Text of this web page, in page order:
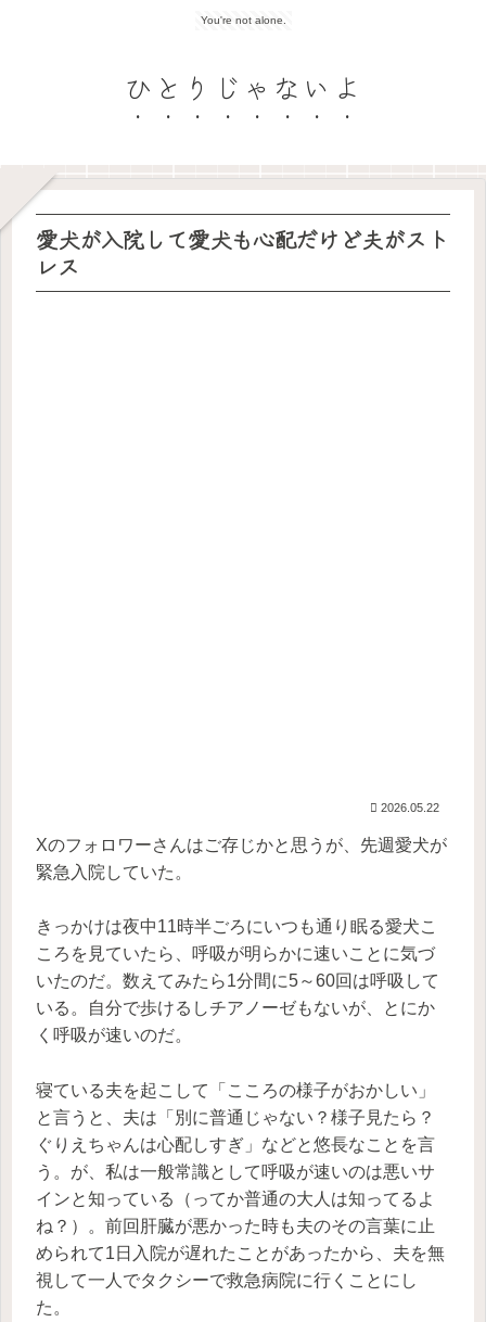
You're not alone.
ひとりじゃないよ
愛犬が入院して愛犬も心配だけど夫がスト
レス
2026.05.22
Xのフォロワーさんはご存じかと思うが、先週愛犬が
緊急入院していた。
きっかけは夜中11時半ごろにいつも通り眠る愛犬こ
ころを見ていたら、呼吸が明らかに速いことに気づ
いたのだ。数えてみたら1分間に5～60回は呼吸して
いる。自分で歩けるしチアノーゼもないが、とにか
く呼吸が速いのだ。
寝ている夫を起こして「こころの様子がおかしい」
と言うと、夫は「別に普通じゃない？様子見たら？
ぐりえちゃんは心配しすぎ」などと悠長なことを言
う。が、私は一般常識として呼吸が速いのは悪いサ
インと知っている（ってか普通の大人は知ってるよ
ね？）。前回肝臓が悪かった時も夫のその言葉に止
められて1日入院が遅れたことがあったから、夫を無
視して一人でタクシーで救急病院に行くことにし
た。